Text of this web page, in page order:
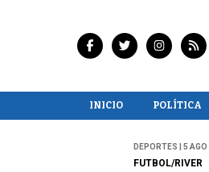
INICIO POLÍTICA
DEPORTES | 5
FUTBOL/RIVER